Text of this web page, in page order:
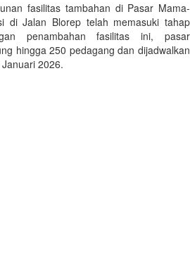
fasilitas tambahan di Pasar Mama-
di Jalan Blorep telah memasuki tahap
penambahan fasilitas ini, pasar
hingga 250 pedagang dan dijadwalkan
2026.